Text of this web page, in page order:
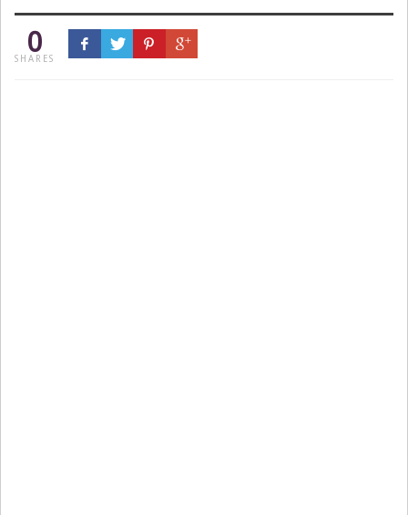
0
SHARES